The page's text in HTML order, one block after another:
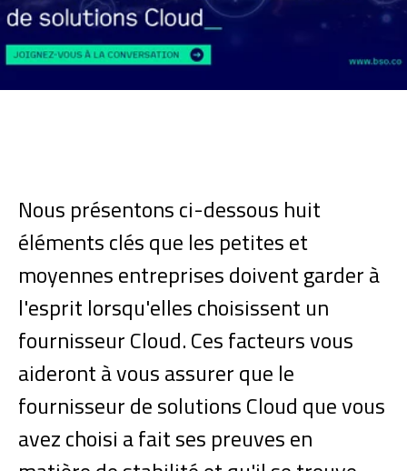
Nous présentons ci-dessous huit
éléments clés que les petites et
moyennes entreprises doivent garder à
l'esprit lorsqu'elles choisissent un
fournisseur Cloud. Ces facteurs vous
aideront à vous assurer que le
fournisseur de solutions Cloud que vous
avez choisi a fait ses preuves en